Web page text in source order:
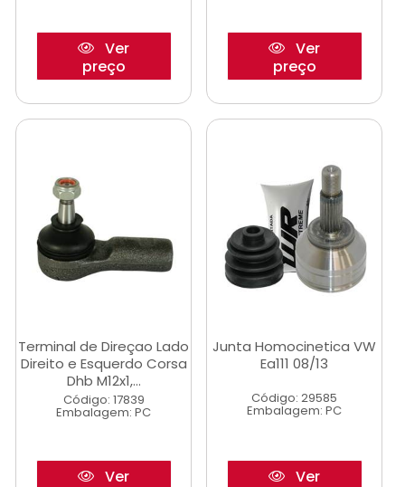
Ver
preço
Ver
preço
Terminal de Direçao Lado
Direito e Esquerdo Corsa
Dhb M12x1,...
Código: 17839
Embalagem: PC
Ver
Junta Homocinetica VW
Ea111 08/13
Código: 29585
Embalagem: PC
Ver